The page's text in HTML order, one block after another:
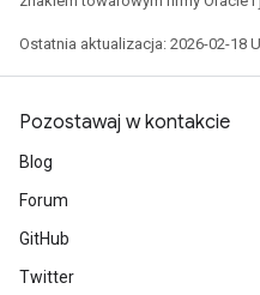
Ostatnia aktualizacja: 2026-02-18
Pozostawaj w kontakcie
Blog
Forum
GitHub
Twitter